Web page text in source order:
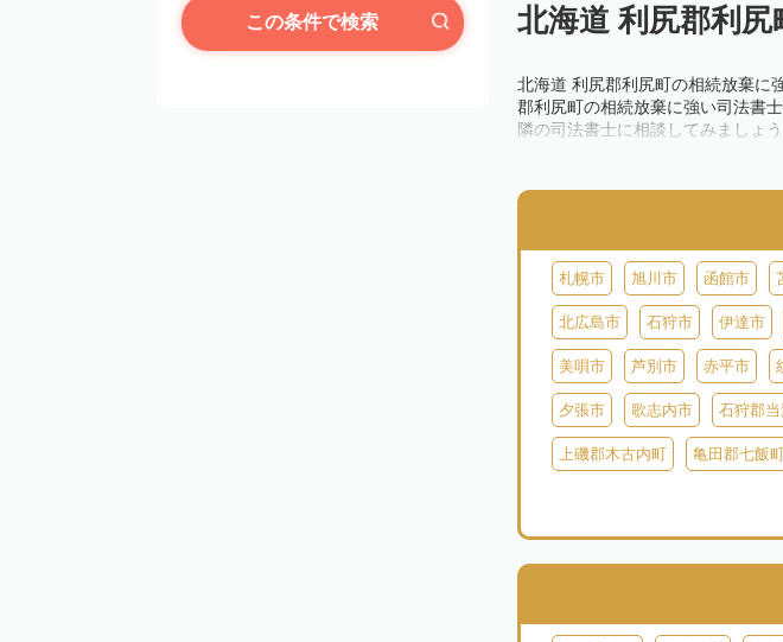
この条件で検索 北海道 利尻郡利
北海道 利尻郡利尻町の相続放棄に
郡利尻町の相続放棄に強い司法書
隣の司法書士に相談してみましょう
札幌市 旭川市 函館市
北広島市 石狩市 伊達市
美唄市 芦別市 赤平市
夕張市 歌志内市 石狩郡
上磯郡木古内町 亀田郡七飯
島牧郡島牧村 寿都郡寿都町
岩内郡共和町 岩内郡岩内町